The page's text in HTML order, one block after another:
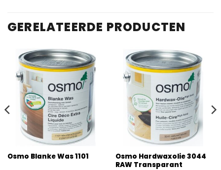
GERELATEERDE PRODUCTEN
Osmo Blanke Was 1101
Osmo Hardwaxolie 3044
RAW Transparant